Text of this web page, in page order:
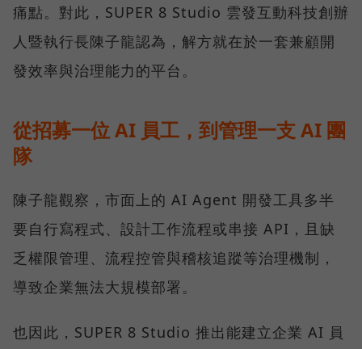
痛點。對此，SUPER 8 Studio 雲發互動科技創辦
人暨執行長陳子龍認為，解方就在於一套兼顧開
發效率與治理能力的平台。
從招募一位 AI 員工，到管理一支 AI 團
隊
陳子龍觀察，市面上的 AI Agent 開發工具多半
要自行寫程式、設計工作流程或串接 API，且缺
乏權限管理、流程控管與稽核追蹤等治理機制，
導致企業無法大規模部署。
也因此，SUPER 8 Studio 推出能建立企業 AI 員